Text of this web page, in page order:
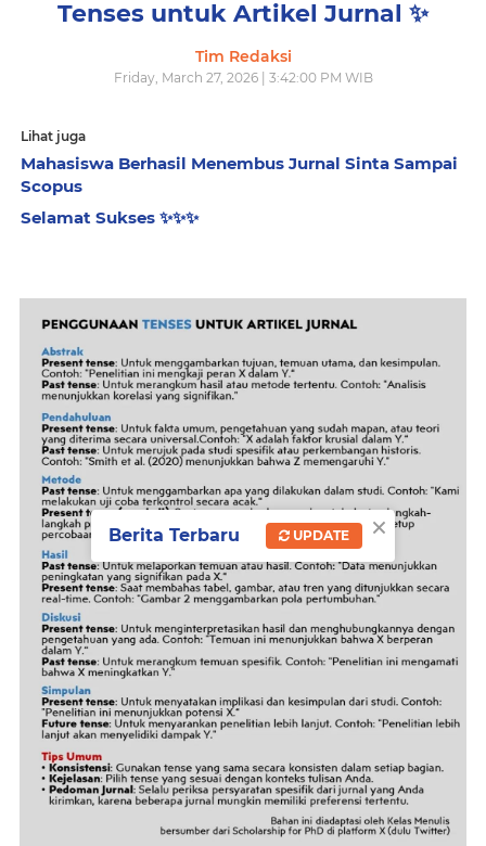
Tenses untuk Artikel Jurnal ✨️
Tim Redaksi
Friday, March 27, 2026 | 3:42:00 PM WIB
Lihat juga
Mahasiswa Berhasil Menembus Jurnal Sinta Sampai
Scopus
Selamat Sukses ✨️✨️✨️
×
Berita Terbaru UPDATE